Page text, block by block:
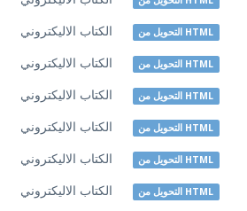
الكتاب الاليكتروني التحويل من HTML
الكتاب الاليكتروني التحويل من HTML
الكتاب الاليكتروني التحويل من HTML
الكتاب الاليكتروني التحويل من HTML
الكتاب الاليكتروني التحويل من HTML
الكتاب الاليكتروني التحويل من HTML